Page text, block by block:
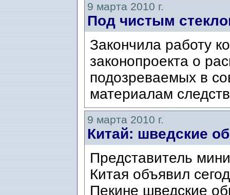
9 марта 2010 г.
Под чистым
Закончила работу
законопроекта о
подозреваемых в
материалам
9 марта 2010 г.
Китай: шведские
Представитель
Китая объявил
Пекине шведские